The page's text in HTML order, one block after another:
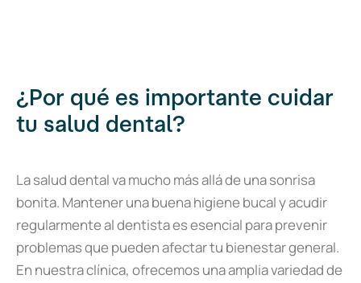
¿Por qué es importante cuidar
tu salud dental?
La salud dental va mucho más allá de una sonrisa
bonita. Mantener una buena higiene bucal y acudir
regularmente al dentista es esencial para prevenir
problemas que pueden afectar tu bienestar general.
En nuestra clínica, ofrecemos una amplia variedad de